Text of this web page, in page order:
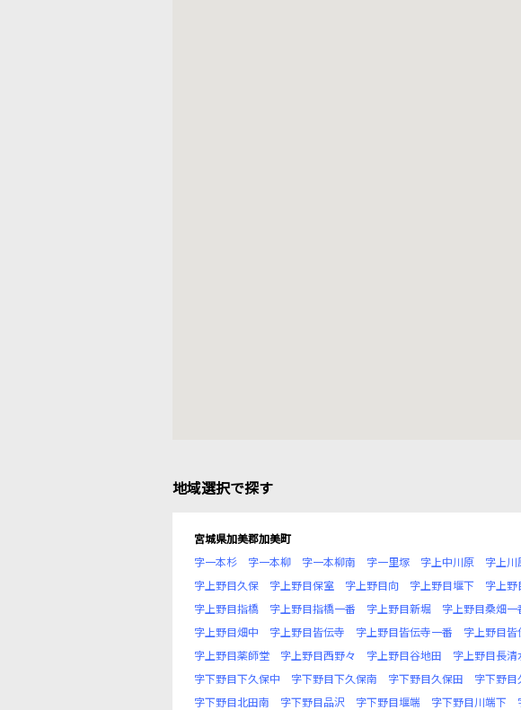
地域選択で探す
宮城県加美郡加美町
字一本杉
字一本柳 字一本柳南 字一里塚 字上中川原 字上川
字上野目久保
字上野目保室 字上野目向 字上野目堰下 字上野
字上野目指橋
字上野目指橋一番 字上野目新堀 字上野目桑畑一
字上野目畑中
字上野目皆伝寺 字上野目皆伝寺一番 字上野目皆
字上野目薬師堂
字上野目西野々 字上野目谷地田 字上野目長清
字下野目下久保中
字下野目下久保南 字下野目久保田 字下野
字下野目北田南
字下野目品沢 字下野目堰端 字下野目川端下